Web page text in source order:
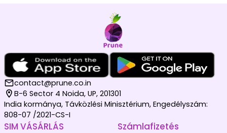
contact@prune.co.in
B-6 Sector 4 Noida, UP, 201301
India kormánya, Távközlési Minisztérium, Engedélyszám:
808-07 /2021-CS-I
SIM VÁSÁRLÁS Számlafizetés